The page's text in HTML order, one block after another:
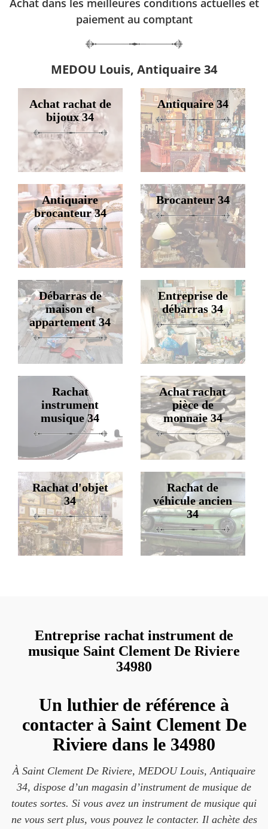
Achat dans les meilleures conditions actuelles et
paiement au comptant
MEDOU Louis, Antiquaire 34
Achat rachat de
bijoux 34
Antiquaire 34
Antiquaire
brocanteur 34
Brocanteur 34
Débarras de
maison et
appartement 34
Entreprise de
débarras 34
Rachat
instrument
musique 34
Achat rachat
pièce de
monnaie 34
Rachat d'objet
34
Rachat de
véhicule ancien
34
Entreprise rachat instrument de
musique Saint Clement De Riviere
34980
Un luthier de référence à
contacter à Saint Clement De
Riviere dans le 34980
À Saint Clement De Riviere, MEDOU Louis, Antiquaire
34, dispose d’un magasin d’instrument de musique de
toutes sortes. Si vous avez un instrument de musique qui
ne vous sert plus, vous pouvez le contacter. Il achète des